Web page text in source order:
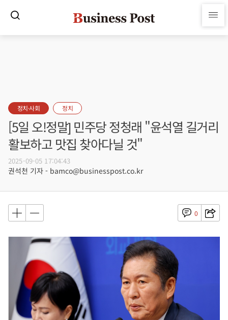
정치·사회 정치
[5일 오!정말] 민주당 정청래 "윤석열 길거리
활보하고 맛집 찾아다닐 것"
2025-09-05 17:04:43
권석천 기자 - bamco@businesspost.co.kr
0